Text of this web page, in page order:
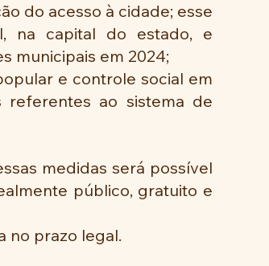
do acesso à cidade; esse
na capital do estado, e
municipais em 2024;
e controle social em
referentes ao sistema de
medidas será possível
público, gratuito e
no prazo legal.